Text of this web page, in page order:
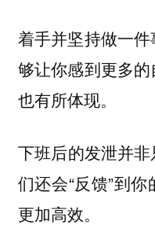
着手并坚持做一
够让你感到更多
也有所体现。
下班后的发泄并
们还会“反馈”到
更加高效。